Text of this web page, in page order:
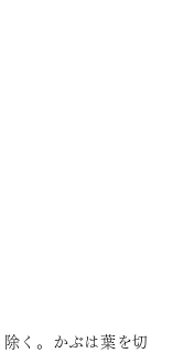
く。かぶは葉を切